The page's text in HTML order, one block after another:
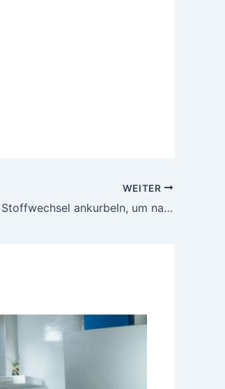
WEITER
Bioxtrim Erfahrungsbericht: Stoffwechsel ankurbeln, um natürlich abzunehmen!